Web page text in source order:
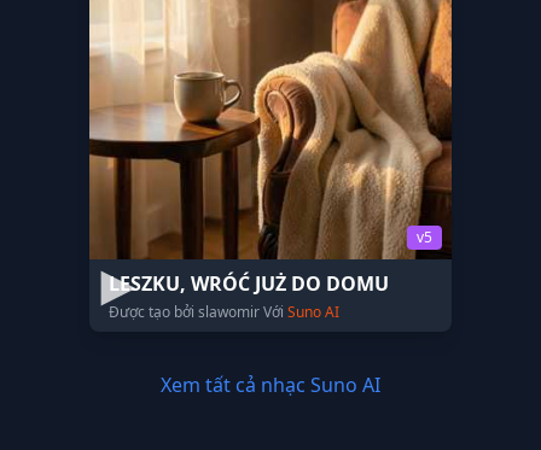
v5
LESZKU, WRÓĆ JUŻ DO DOMU
Được tạo bởi slawomir Với Suno AI
Xem tất cả nhạc Suno AI